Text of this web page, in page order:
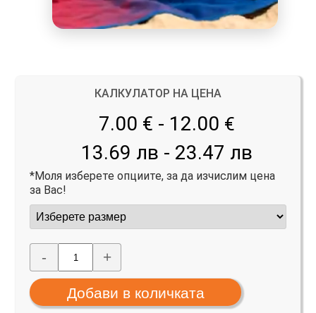
КАЛКУЛАТОР НА ЦЕНА
7.00 € - 12.00 €
13.69 лв - 23.47 лв
*Моля изберете опциите, за да изчислим цена
за Вас!
- +